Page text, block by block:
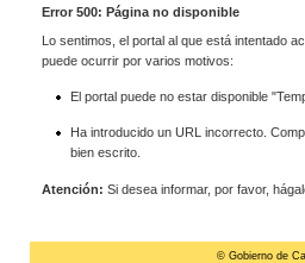
Error 500: Página no disponible
Lo sentimos, el portal al que está intentado
puede ocurrir por varios motivos:
El portal puede no estar disponible
Ha introducido un URL incorrecto.
bien escrito.
Atención: Si desea informar, por favor,
© Gobierno de